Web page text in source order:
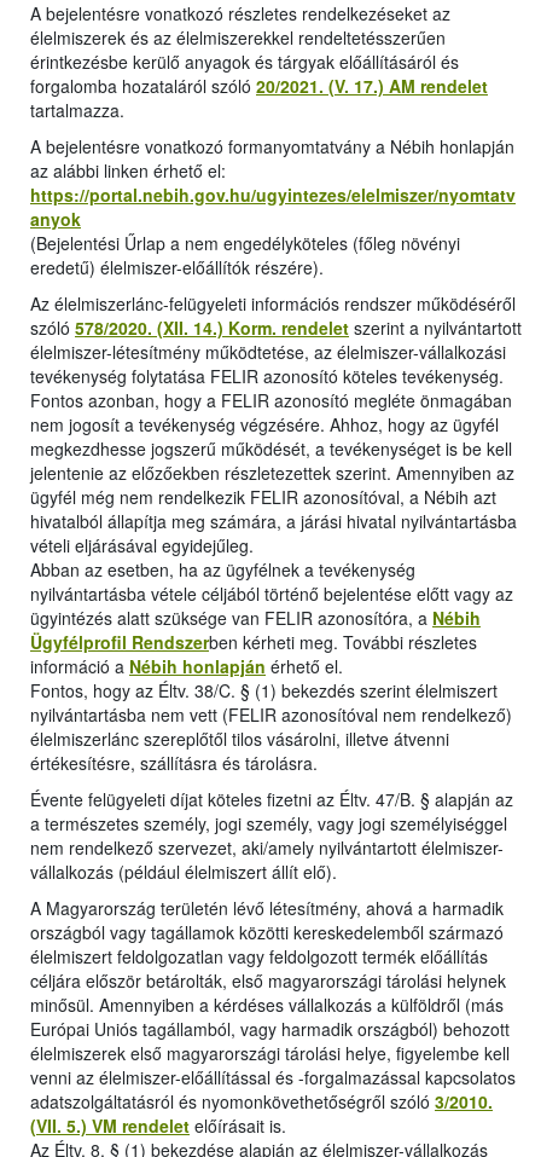
A bejelentésre vonatkozó részletes rendelkezéseket az
élelmiszerek és az élelmiszerekkel rendeltetésszerűen
érintkezésbe kerülő anyagok és tárgyak előállításáról és
forgalomba hozataláról szóló 20/2021. (V. 17.) AM rendelet
tartalmazza.
A bejelentésre vonatkozó formanyomtatvány a Nébih honlapján
az alábbi linken érhető el:
https://portal.nebih.gov.hu/ugyintezes/elelmiszer/nyomtatv
anyok
(Bejelentési Űrlap a nem engedélyköteles (főleg növényi
eredetű) élelmiszer-előállítók részére).
Az élelmiszerlánc-felügyeleti információs rendszer működéséről
szóló 578/2020. (XII. 14.) Korm. rendelet szerint a nyilvántartott
élelmiszer-létesítmény működtetése, az élelmiszer-vállalkozási
tevékenység folytatása FELIR azonosító köteles tevékenység.
Fontos azonban, hogy a FELIR azonosító megléte önmagában
nem jogosít a tevékenység végzésére. Ahhoz, hogy az ügyfél
megkezdhesse jogszerű működését, a tevékenységet is be kell
jelentenie az előzőekben részletezettek szerint. Amennyiben az
ügyfél még nem rendelkezik FELIR azonosítóval, a Nébih azt
hivatalból állapítja meg számára, a járási hivatal nyilvántartásba
vételi eljárásával egyidejűleg.
Abban az esetben, ha az ügyfélnek a tevékenység
nyilvántartásba vétele céljából történő bejelentése előtt vagy az
ügyintézés alatt szüksége van FELIR azonosítóra, a Nébih
Ügyfélprofil Rendszerben kérheti meg. További részletes
információ a Nébih honlapján érhető el.
Fontos, hogy az Éltv. 38/C. § (1) bekezdés szerint élelmiszert
nyilvántartásba nem vett (FELIR azonosítóval nem rendelkező)
élelmiszerlánc szereplőtől tilos vásárolni, illetve átvenni
értékesítésre, szállításra és tárolásra.
Évente felügyeleti díjat köteles fizetni az Éltv. 47/B. § alapján az
a természetes személy, jogi személy, vagy jogi személyiséggel
nem rendelkező szervezet, aki/amely nyilvántartott élelmiszer-
vállalkozás (például élelmiszert állít elő).
A Magyarország területén lévő létesítmény, ahová a harmadik
országból vagy tagállamok közötti kereskedelemből származó
élelmiszert feldolgozatlan vagy feldolgozott termék előállítás
céljára először betárolták, első magyarországi tárolási helynek
minősül. Amennyiben a kérdéses vállalkozás a külföldről (más
Európai Uniós tagállamból, vagy harmadik országból) behozott
élelmiszerek első magyarországi tárolási helye, figyelembe kell
venni az élelmiszer-előállítással és -forgalmazással kapcsolatos
adatszolgáltatásról és nyomonkövethetőségről szóló 3/2010.
(VII. 5.) VM rendelet előírásait is.
Az Éltv. 8. § (1) bekezdése alapján az élelmiszer-vállalkozás